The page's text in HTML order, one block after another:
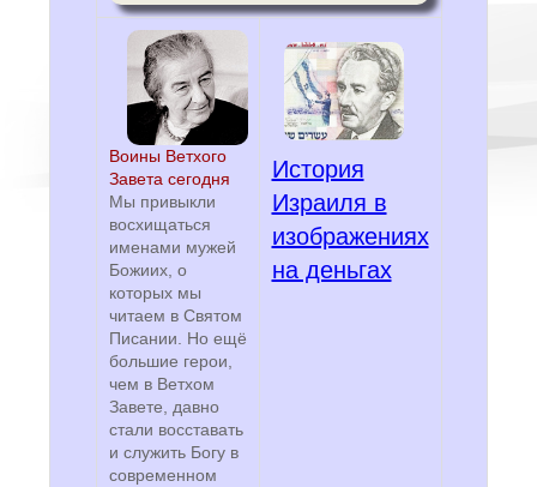
Воины Ветхого
Завета сегодня
Мы привыкли
восхищаться
именами мужей
Божиих, о
которых мы
читаем в Святом
Писании. Но ещё
большие герои,
чем в Ветхом
Завете, давно
стали восставать
и служить Богу в
современном
История
Израиля в
изображениях
на деньгах